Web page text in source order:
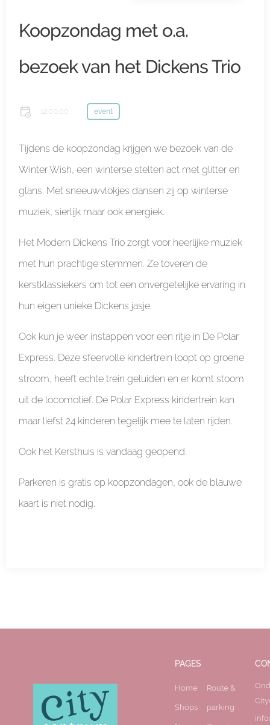
Koopzondag met o.a.
bezoek van het Dickens Trio
12:00:00 event
Tijdens de koopzondag krijgen we bezoek van de
Winter Wish, een winterse stelten act met glitter en
glans. Met sneeuwvlokjes dansen zij op winterse
muziek, sierlijk maar ook energiek.
Het Modern Dickens Trio zorgt voor heerlijke muziek
met hun prachtige stemmen. Ze toveren de
kerstklassiekers om tot een onvergetelijke ervaring in
hun eigen unieke Dickens jasje.
Ook kun je weer instappen voor een ritje in De Polar
Express. Deze sfeervolle kindertrein loopt op groene
stroom, heeft echte trein geluiden en er komt stoom
uit de locomotief. De Polar Express kindertrein kan
maar liefst 24 kinderen tegelijk mee te laten rijden.
Ook het Kersthuis is vandaag geopend.
Parkeren is gratis op koopzondagen, ook de blauwe
kaart is niet nodig.
PAGES
Home
Shops
Route &
parking